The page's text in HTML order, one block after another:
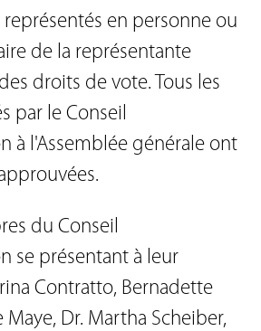
en personne ou
de la représentante
droits de vote. Tous les
par le Conseil
à l'Assemblée générale ont
du Conseil
se présentant à leur
Contratto, Bernadette
Maye, Dr. Martha Scheiber,